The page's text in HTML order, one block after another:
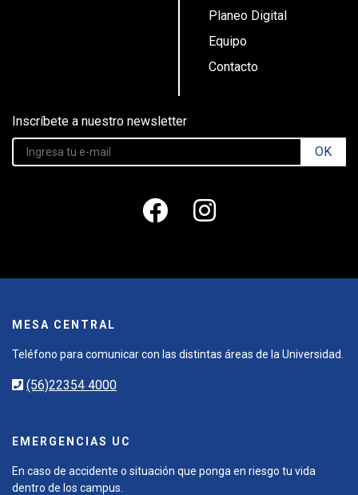
Planeo Digital
Equipo
Contacto
Inscríbete a nuestro newsletter
OK
MESA CENTRAL
Teléfono para comunicar con las distintas áreas de la Universidad.
(56)22354 4000
EMERGENCIAS UC
En caso de accidente o situación que ponga en riesgo tu vida
dentro de los campus.